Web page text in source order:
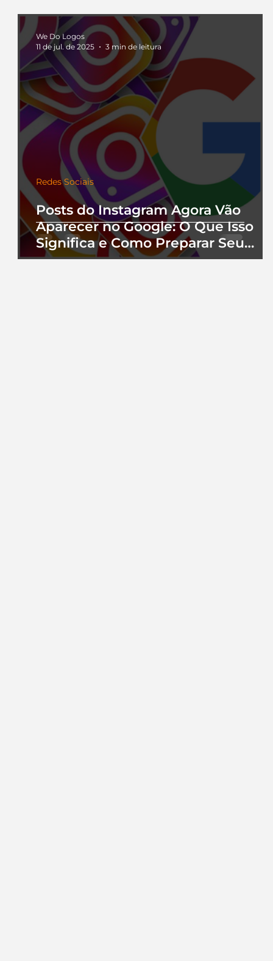
Posts do Instagram Agora Vão
Aparecer no Google: O Que Isso
Significa e Como Preparar Seu
Perfil
Redes Sociais
We Do Logos
11 de jul. de 2025
3 min de leitura